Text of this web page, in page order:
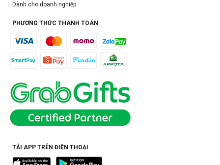
Dành cho doanh nghiệp
PHƯƠNG THỨC THANH TOÁN
TẢI APP TRÊN ĐIỆN THOẠI